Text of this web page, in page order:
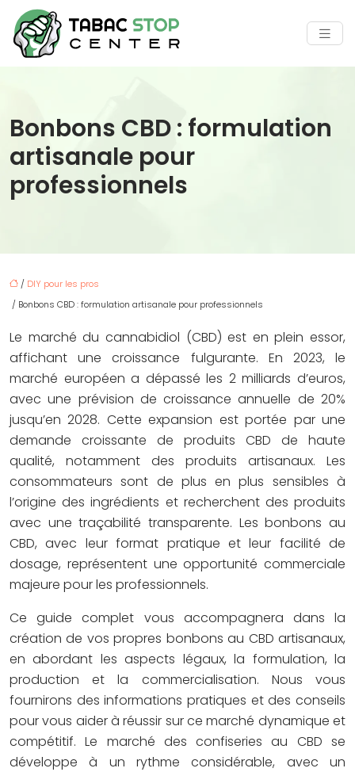
Bonbons CBD : formulation
artisanale pour
professionnels
/ DIY pour les pros
/ Bonbons CBD : formulation artisanale pour professionnels
Le marché du cannabidiol (CBD) est en plein essor,
affichant une croissance fulgurante. En 2023, le
marché européen a dépassé les 2 milliards d’euros,
avec une prévision de croissance annuelle de 20%
jusqu’en 2028. Cette expansion est portée par une
demande croissante de produits CBD de haute
qualité, notamment des produits artisanaux. Les
consommateurs sont de plus en plus sensibles à
l’origine des ingrédients et recherchent des produits
avec une traçabilité transparente. Les bonbons au
CBD, avec leur format pratique et leur facilité de
dosage, représentent une opportunité commerciale
majeure pour les professionnels.
Ce guide complet vous accompagnera dans la
création de vos propres bonbons au CBD artisanaux,
en abordant les aspects légaux, la formulation, la
production et la commercialisation. Nous vous
fournirons des informations pratiques et des conseils
pour vous aider à réussir sur ce marché dynamique et
compétitif. Le marché des confiseries au CBD se
développe à un rythme considérable, avec un